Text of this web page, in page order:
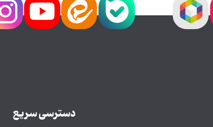
دسترسی سریع